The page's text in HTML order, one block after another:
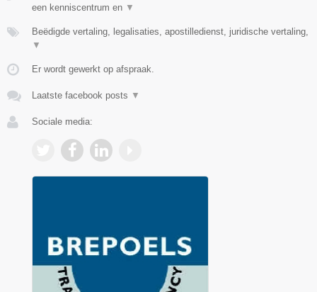
een kenniscentrum en ▼
Beëdigde vertaling, legalisaties, apostilledienst, juridische vertaling,
▼
Er wordt gewerkt op afspraak.
Laatste facebook posts ▼
Sociale media: